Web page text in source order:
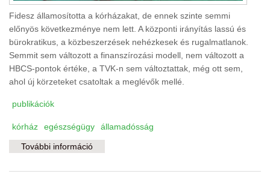
Fidesz államosította a kórházakat, de ennek szinte semmi
előnyös következménye nem lett. A központi irányítás lassú és
bürokratikus, a közbeszerzések nehézkesek és rugalmatlanok.
Semmit sem változott a finanszírozási modell, nem változott a
HBCS-pontok értéke, a TVK-n sem változtattak, még ott sem,
ahol új körzeteket csatoltak a meglévők mellé.
publikációk
kórház egészségügy államadósság
További információ